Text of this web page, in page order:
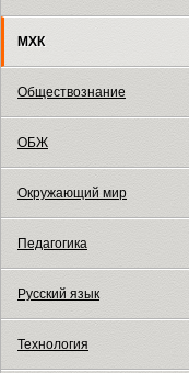
МХК
Обществознание
ОБЖ
Окружающий мир
Педагогика
Русский язык
Технология